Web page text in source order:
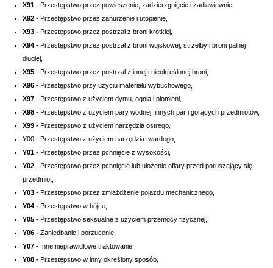
X91 - Przestępstwo przez powieszenie, zadzierzgnięcie i zadławiewnie,
X92 - Przestępstwo przez zanurzenie i utopienie,
X93 - Przestępstwo przez postrzał z broni krótkiej,
X94 - Przestępstwo przez postrzał z broni wojskowej, strzelby i broni palnej
długiej,
X95 - Przestępstwo przez postrzał z innej i nieokreślonej broni,
X96 - Przestępstwo przy użyciu materiału wybuchowego,
X97 - Przestępstwo z użyciem dymu, ognia i płomieni,
X98 - Przestępstwo z użyciem pary wodnej, innych par i gorących przedmiotów,
X99 - Przestępstwo z użyciem narzędzia ostrego,
Y00 - Przestępstwo z użyciem narzędzia twardego,
Y01 - Przestępstwo przez pchnięcie z wysokości,
Y02 - Przestępstwo przez pchnięcie lub ułożenie ofiary przed poruszający się
przedmiot,
Y03 - Przestępstwo przez zmiażdżenie pojazdu mechanicznego,
Y04 - Przestępstwo w bójce,
Y05 - Przestępstwo seksualne z użyciem przemocy fizycznej,
Y06 - Zaniedbanie i porzucenie,
Y07 - Inne nieprawidłowe traktowanie,
Y08 - Przestępstwo w inny określony sposób,